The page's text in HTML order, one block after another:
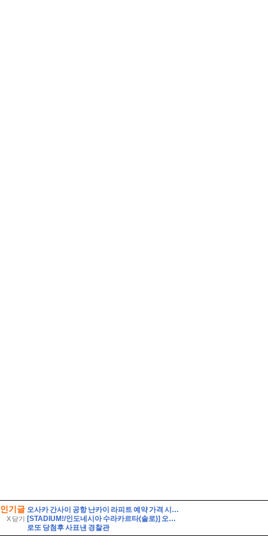
인기글
X 닫기
오사카 간사이 공항 난카이 라피트 예약 가격 시간표 타는법
[STADIUM!/인도네시아 수라카르타(솔로)] 오직 인도네시아인들을 위해 만들어진 경기장. 페르시스 솔로의 전 경기장. 스타디온 스리웨다리 Stadion Sriwedari
로또 당첨후 사표낸 경찰관